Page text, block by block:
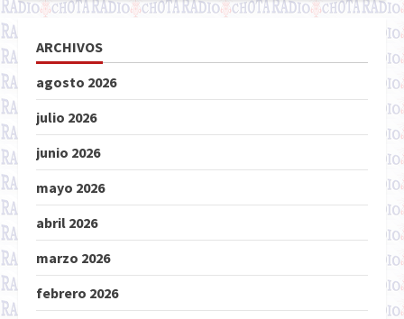
ARCHIVOS
agosto 2026
julio 2026
junio 2026
mayo 2026
abril 2026
marzo 2026
febrero 2026